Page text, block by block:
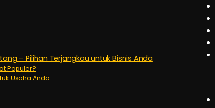
– Pilihan Terjangkau untuk Bisnis Anda
Populer?
Usaha Anda